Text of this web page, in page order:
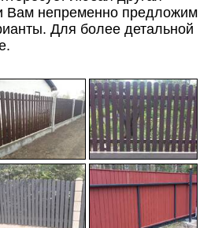
Вам непременно предложим
Для более детальной